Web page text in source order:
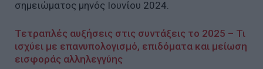
σημειώματος μηνός Ιουνίου 2024.
Τετραπλές αυξήσεις στις συντάξεις το 2025 – Τι
ισχύει με επανυπολογισµό, επιδόµατα και µείωση
εισφοράς αλληλεγγύης